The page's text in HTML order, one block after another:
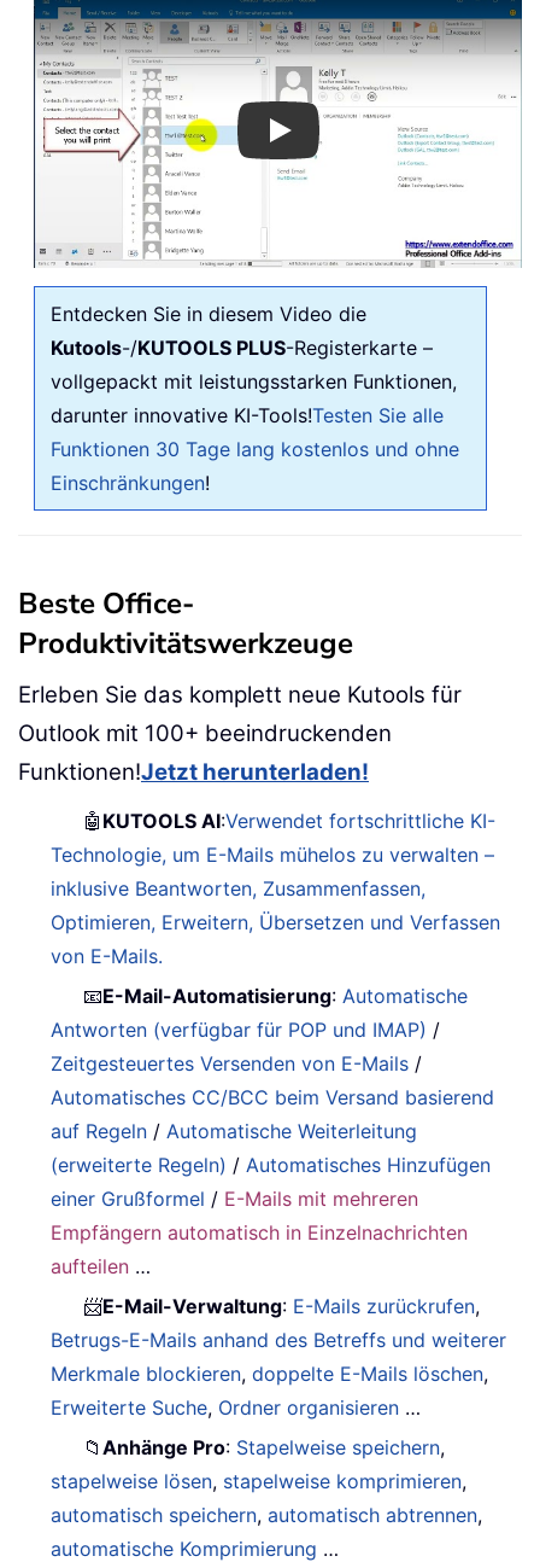
Play
Entdecken Sie in diesem Video die
Kutools-/KUTOOLS PLUS-Registerkarte –
vollgepackt mit leistungsstarken Funktionen,
darunter innovative KI-Tools!Testen Sie alle
Funktionen 30 Tage lang kostenlos und ohne
Einschränkungen!
Beste Office-
Produktivitätswerkzeuge
Erleben Sie das komplett neue Kutools für
Outlook mit 100+ beeindruckenden
Funktionen!Jetzt herunterladen!
🤖 KUTOOLS AI:Verwendet fortschrittliche KI-
Technologie, um E-Mails mühelos zu verwalten –
inklusive Beantworten, Zusammenfassen,
Optimieren, Erweitern, Übersetzen und Verfassen
von E-Mails.
📧E-Mail-Automatisierung: Automatische
Antworten (verfügbar für POP und IMAP) /
Zeitgesteuertes Versenden von E-Mails /
Automatisches CC/BCC beim Versand basierend
auf Regeln / Automatische Weiterleitung
(erweiterte Regeln) / Automatisches Hinzufügen
einer Grußformel / E-Mails mit mehreren
Empfängern automatisch in Einzelnachrichten
aufteilen …
📨E-Mail-Verwaltung: E-Mails zurückrufen,
Betrugs-E-Mails anhand des Betreffs und weiterer
Merkmale blockieren,doppelte E-Mails löschen,
Erweiterte Suche, Ordner organisieren …
📁Anhänge Pro: Stapelweise speichern,
stapelweise lösen, stapelweise komprimieren,
automatisch speichern,automatisch abtrennen,
automatische Komprimierung …